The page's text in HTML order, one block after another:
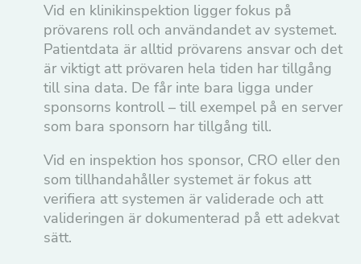
Vid en klinikinspektion ligger fokus på
prövarens roll och användandet av systemet.
Patientdata är alltid prövarens ansvar och det
är viktigt att prövaren hela tiden har tillgång
till sina data. De får inte bara ligga under
sponsorns kontroll – till exempel på en server
som bara sponsorn har tillgång till.
Vid en inspektion hos sponsor, CRO eller den
som tillhandahåller systemet är fokus att
verifiera att systemen är validerade och att
valideringen är dokumenterad på ett adekvat
sätt.